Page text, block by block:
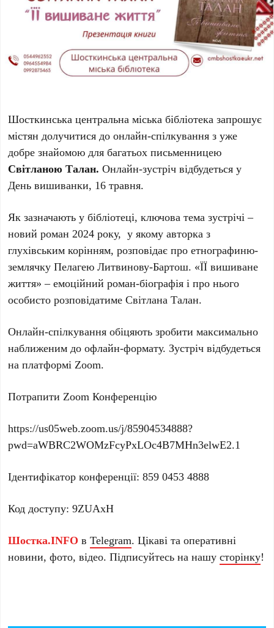
Шосткинська центральна міська бібліотека запрошує
містян долучитися до онлайн-спілкування з уже
добре знайомою для багатьох письменницею
Світланою Талан.Онлайн-зустріч відбудеться у
День вишиванки, 16 травня.
Як зазначають у бібліотеці, ключова тема зустрічі –
новий роман 2024 року, у якому авторка з
глухівським корінням, розповідає про етнографиню-
землячку Пелагею Литвинову-Бартош. «ЇЇ вишиване
життя» – емоційний роман-біографія і про нього
особисто розповідатиме Світлана Талан.
Онлайн-спілкування обіцяють зробити максимально
наближеним до офлайн-формату. Зустріч відбудеться
на платформі Zoom.
Потрапити Zoom Конференцію
https://us05web.zoom.us/j/85904534888?
pwd=aWBRC2WOMzFcyPxLOc4B7MHn3elwE2.1
Ідентифікатор конференції: 859 0453 4888
Код доступу: 9ZUAxH
Шостка.INFO вTelegram. Цікаві та оперативні
новини, фото, відео. Підписуйтесь на нашусторінку!